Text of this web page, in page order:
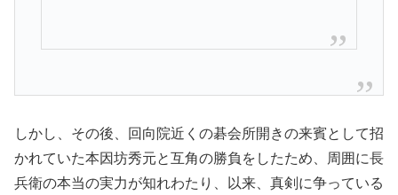
しかし、その後、回向院近くの碁会所開きの来賓として招
かれていた本因坊秀元と互角の勝負をしたため、周囲に長
兵衛の本当の実力が知れわたり、以来、真剣に争っている